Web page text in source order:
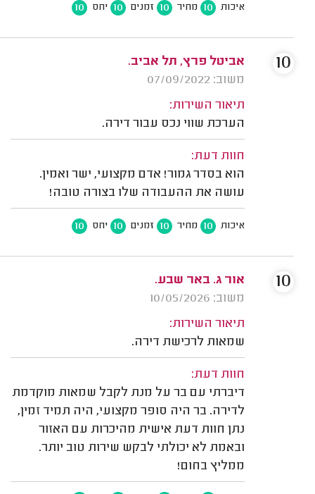
איכות 10 מחיר 10 זמנים 10 יחס 10
אביטל פרץ, תל אביב.
משוב: 07/09/2022
תיאור השירות:
הערכת שווי נכס עבור דירה.
חוות דעת:
הוא בסדר גמור! אדם מקצועי, ישר ואמין.
עושה את ההעבודה שלו בצורה טובה!
איכות 10 מחיר 10 זמנים 10 יחס 10
10
אור ג. באר שבע.
משוב: 10/05/2026
תיאור השירות:
שמאות לרכישת דירה.
חוות דעת:
דיברתי עם בר על מנת לקבל שמאות מוקדמת
לדירה. בר היה סופר מקצועי, היה תמיד זמין,
נתן חוות דעת אישית מהיכרות עם האזור
ובאמת לא יכולתי לבקש שירות טוב יותר.
ממליץ בחום!
10